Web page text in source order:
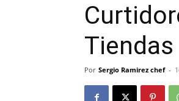
Por Sergio Ramirez chef -